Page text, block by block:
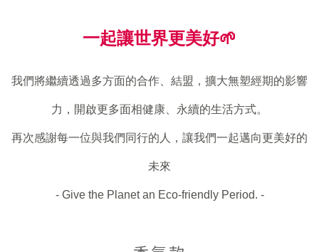
一起讓世界更美好🌱
我們將繼續透過多方面的合作、結盟，擴大無塑經期的影響
力，開啟更多面相健康、永續的生活方式。
再次感謝每一位與我們同行的人，讓我們一起邁向更美好的
未來
- Give the Planet an Eco-friendly Period. -